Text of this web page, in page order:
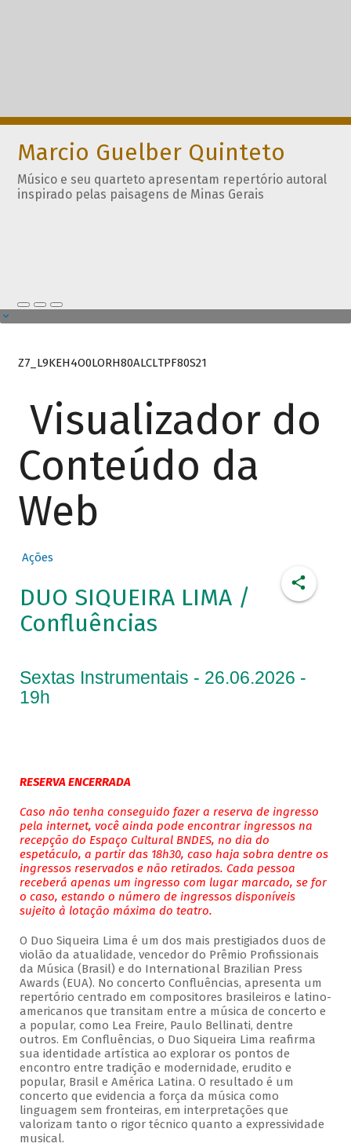
Marcio Guelber Quinteto
Músico e seu quarteto apresentam repertório autoral
inspirado pelas paisagens de Minas Gerais
Z7_L9KEH4O0LORH80ALCLTPF80S21
Visualizador do
Conteúdo da
Web
Ações
DUO SIQUEIRA LIMA /
Confluências
Sextas Instrumentais - 26.06.2026 -
19h
RESERVA ENCERRADA
Caso não tenha conseguido fazer a reserva de ingresso
pela internet, você ainda pode encontrar ingressos na
recepção do Espaço Cultural BNDES, no dia do
espetáculo, a partir das 18h30, caso haja sobra dentre os
ingressos reservados e não retirados. Cada pessoa
receberá apenas um ingresso com lugar marcado, se for
o caso, estando o número de ingressos disponíveis
sujeito à lotação máxima do teatro.
O Duo Siqueira Lima é um dos mais prestigiados duos de
violão da atualidade, vencedor do Prêmio Profissionais
da Música (Brasil) e do International Brazilian Press
Awards (EUA). No concerto Confluências, apresenta um
repertório centrado em compositores brasileiros e latino-
americanos que transitam entre a música de concerto e
a popular, como Lea Freire, Paulo Bellinati, dentre
outros. Em Confluências, o Duo Siqueira Lima reafirma
sua identidade artística ao explorar os pontos de
encontro entre tradição e modernidade, erudito e
popular, Brasil e América Latina. O resultado é um
concerto que evidencia a força da música como
linguagem sem fronteiras, em interpretações que
valorizam tanto o rigor técnico quanto a expressividade
musical.